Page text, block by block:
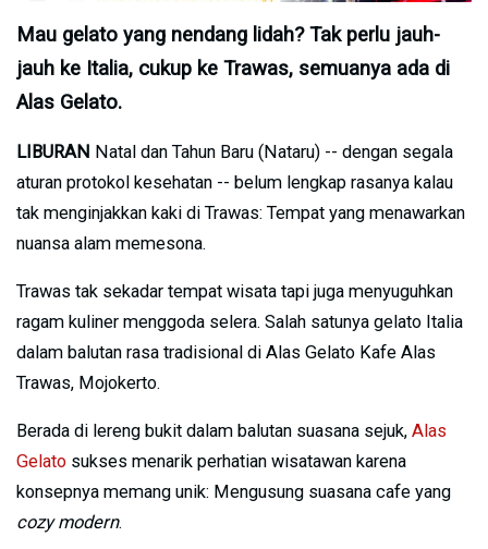
Mau gelato yang nendang lidah? Tak perlu jauh-
jauh ke Italia, cukup ke Trawas, semuanya ada di
Alas Gelato.
LIBURAN Natal dan Tahun Baru (Nataru) -- dengan segala
aturan protokol kesehatan -- belum lengkap rasanya kalau
tak menginjakkan kaki di Trawas: Tempat yang menawarkan
nuansa alam memesona.
Trawas tak sekadar tempat wisata tapi juga menyuguhkan
ragam kuliner menggoda selera. Salah satunya gelato Italia
dalam balutan rasa tradisional di Alas Gelato Kafe Alas
Trawas, Mojokerto.
Berada di lereng bukit dalam balutan suasana sejuk, Alas
Gelato sukses menarik perhatian wisatawan karena
konsepnya memang unik: Mengusung suasana cafe yang
cozy modern.